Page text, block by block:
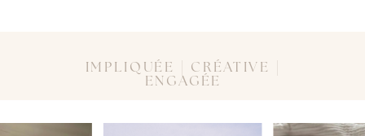
IMPLIQUÉE | CRÉATIVE |
ENGAGÉE